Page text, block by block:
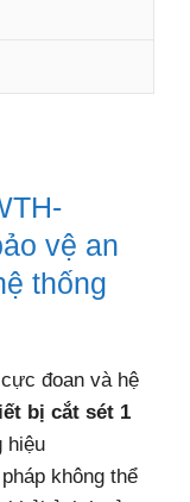
vệ an
thống
đoan và hệ
bị cắt sét 1
hiệu
không thể